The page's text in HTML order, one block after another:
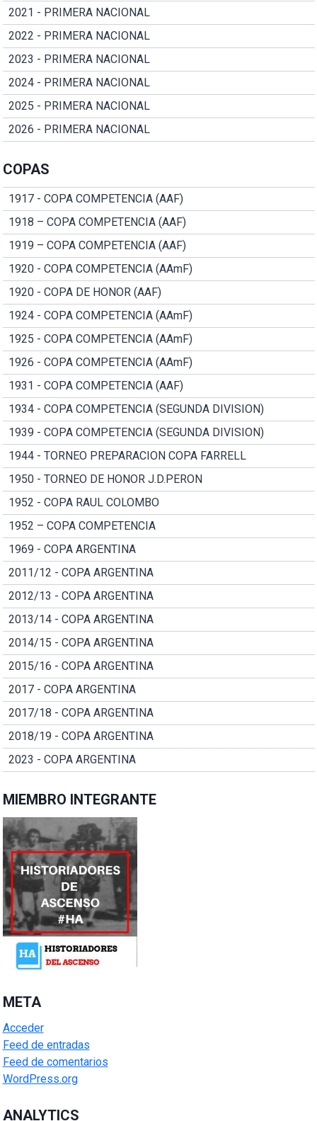
2021 - PRIMERA NACIONAL
2022 - PRIMERA NACIONAL
2023 - PRIMERA NACIONAL
2024 - PRIMERA NACIONAL
2025 - PRIMERA NACIONAL
2026 - PRIMERA NACIONAL
COPAS
1917 - COPA COMPETENCIA (AAF)
1918 – COPA COMPETENCIA (AAF)
1919 – COPA COMPETENCIA (AAF)
1920 - COPA COMPETENCIA (AAmF)
1920 - COPA DE HONOR (AAF)
1924 - COPA COMPETENCIA (AAmF)
1925 - COPA COMPETENCIA (AAmF)
1926 - COPA COMPETENCIA (AAmF)
1931 - COPA COMPETENCIA (AAF)
1934 - COPA COMPETENCIA (SEGUNDA DIVISION)
1939 - COPA COMPETENCIA (SEGUNDA DIVISION)
1944 - TORNEO PREPARACION COPA FARRELL
1950 - TORNEO DE HONOR J.D.PERON
1952 - COPA RAUL COLOMBO
1952 – COPA COMPETENCIA
1969 - COPA ARGENTINA
2011/12 - COPA ARGENTINA
2012/13 - COPA ARGENTINA
2013/14 - COPA ARGENTINA
2014/15 - COPA ARGENTINA
2015/16 - COPA ARGENTINA
2017 - COPA ARGENTINA
2017/18 - COPA ARGENTINA
2018/19 - COPA ARGENTINA
2023 - COPA ARGENTINA
MIEMBRO INTEGRANTE
META
Acceder
Feed de entradas
Feed de comentarios
WordPress.org
ANALYTICS